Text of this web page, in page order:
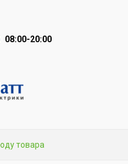
08:00-20:00